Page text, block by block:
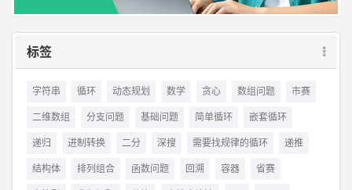
标签
字符串 循环 动态规划 数学 贪心 数组问题
市赛
二维数组
分支问题 基础问题 简单循环
嵌套循环
递归
进制转换 二分 深搜 需要找规律的循环
递推
结构体
排列组合 函数问题 回溯 容器
省赛